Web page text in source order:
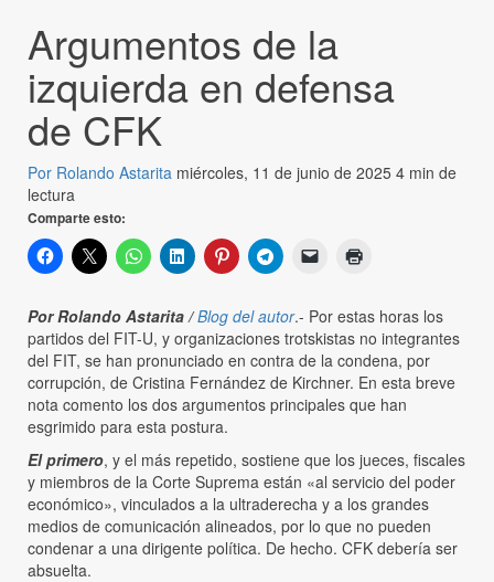
Argumentos de la
izquierda en defensa
de CFK
Por Rolando Astarita miércoles, 11 de junio de 2025 4 min de
lectura
Comparte esto:
Por Rolando Astarita /Blog del autor.- Por estas horas los
partidos del FIT-U, y organizaciones trotskistas no integrantes
del FIT, se han pronunciado en contra de la condena, por
corrupción, de Cristina Fernández de Kirchner. En esta breve
nota comento los dos argumentos principales que han
esgrimido para esta postura.
El primero, y el más repetido, sostiene que los jueces, fiscales
y miembros de la Corte Suprema están «al servicio del poder
económico», vinculados a la ultraderecha y a los grandes
medios de comunicación alineados, por lo que no pueden
condenar a una dirigente política. De hecho. CFK debería ser
absuelta.